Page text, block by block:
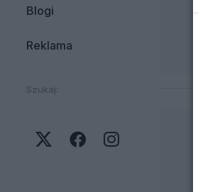
Blogi
Reklama
Szukaj: